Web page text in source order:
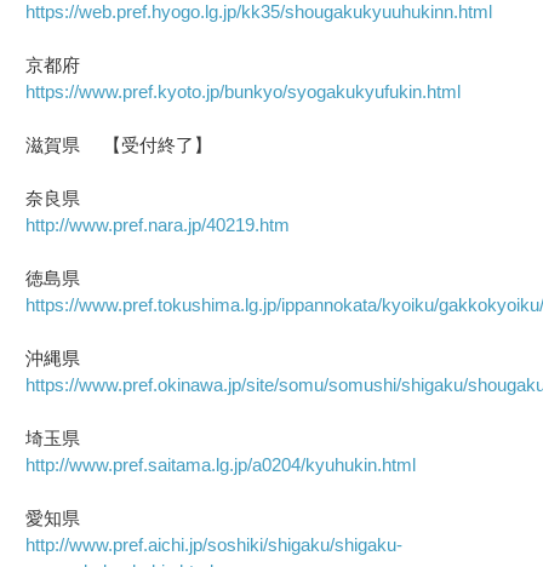
https://web.pref.hyogo.lg.jp/kk35/shougakukyuuhukinn.html
京都府
https://www.pref.kyoto.jp/bunkyo/syogakukyufukin.html
滋賀県 【受付終了】
奈良県
http://www.pref.nara.jp/40219.htm
徳島県
https://www.pref.tokushima.lg.jp/ippannokata/kyoiku/
沖縄県
https://www.pref.okinawa.jp/site/somu/somushi/shigaku/
埼玉県
http://www.pref.saitama.lg.jp/a0204/kyuhukin.html
愛知県
http://www.pref.aichi.jp/soshiki/shigaku/shigaku-